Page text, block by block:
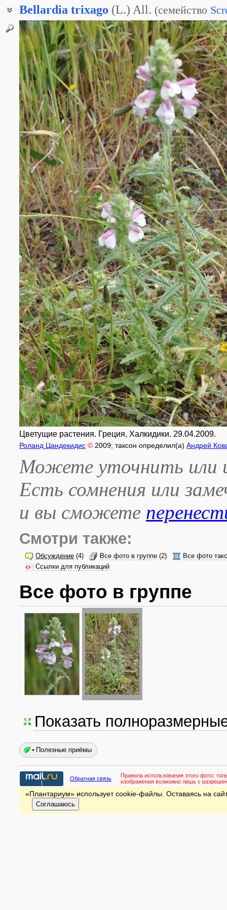
Bellardia trixago (L.) All. (семейство
Бартсия обыкновенная
Цветущие растения. Греция, Халкидики. 29.04.2009.
Роланд Цандекидис © 2009; таксон определил(а) Андрей
Можете уточнить или
Есть сомнения или
и вы сможете
Смотри также:
Обсуждение (4) Все фото в группе (2)
Все фото
Ссылки для публикаций
Все фото в группе
Показать
Полезные приёмы
Обратная связь Правила использования этого фото:
изображения возможно лишь с
«Плантариум» использует cookie-файлы. Оставаясь на
Соглашаюсь